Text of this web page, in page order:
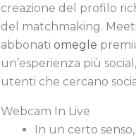
creazione del profilo
del matchmaking.
abbonati omegle
un’esperienza più
utenti che cercano
Webcam In Live
In un certo